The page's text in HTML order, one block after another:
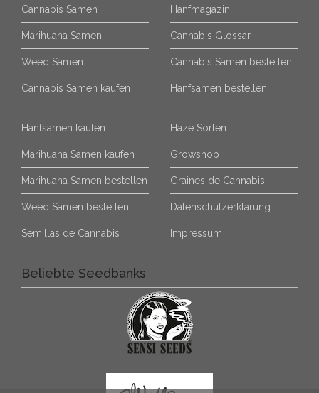
Cannabis Samen
Marihuana Samen
Weed Samen
Cannabis Samen kaufen
Hanfmagazin
Cannabis Glossar
Cannabis Samen bestellen
Hanfsamen bestellen
Hanfsamen kaufen
Marihuana Samen kaufen
Marihuana Samen bestellen
Weed Samen bestellen
Semillas de Cannabis
Haze Sorten
Growshop
Graines de Cannabis
Datenschutzerklärung
Impressum
Beliebte Seedbanks